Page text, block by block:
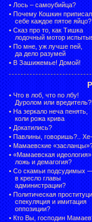
• Лось – самоубийца?
• Почему Кошкин приписал
себе каждое пятое яйцо?
• Сказ про то, как Тишка
лодочный мотор
• По мне, уж лучше пей,
да дело разумей
• В Зашижемье! Домой!
• Что в лоб, что по лбу!
Дуролом или вредитель?!
• На зеркало неча пенять,
коли рожа крива
• Докатились?
• Павлины, говоришь?..
• Мамаевские
• «Мамаевская
ложь и демагогия?
• Со скамьи подсудимых
в кресло главы
администрации?
• Политическая
спекуляция и имитация
оппозиции?
• Кто Вы, господин